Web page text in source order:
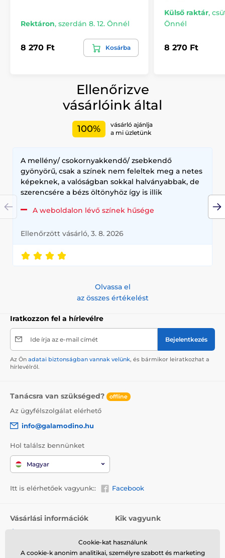
Rektáron, szerdán 8. 12. Önnél
8 270 Ft Kosárba
Külső raktár,
Önnél
8 270 Ft
Ellenőrizve
vásárlóink által
100%
vásárló ajánlja
a mi üzletünk
A mellény/ csokornyakkendő/ zsebkendő
gyönyörű, csak a színek nem feleltek meg a netes
képeknek, a valóságban sokkal halványabbak, de
szerencsére a bézs öltönyhöz így is illik
A weboldalon lévő színek hűsége
Ellenőrzött vásárló, 3. 8. 2026
Olvassa el
az összes értékelést
Iratkozzon fel a hírlevélre
Ide írja az e-mail címét Bejelentkezés
Az Ön adatai biztonságban vannak velünk, és bármikor leiratkozhat a
hírlevélről.
Tanácsra van szükséged? offline
Az ügyfélszolgálat elérhető
info@galamodino.hu
Hol találsz bennünket
Magyar
Itt is elérhetőek vagyunk:: Facebook
Vásárlási információk Kik vagyunk
Elérhetőségek
Cookie-kat használunk
A cookie-k anonim analitikai, személyre szabott és marketing